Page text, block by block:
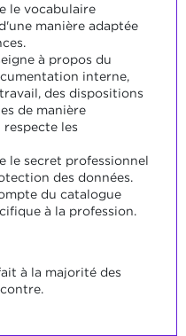
le vocabulaire
manière adaptée
à propos du
interne,
des dispositions
de manière
les
le secret professionnel
des données.
du catalogue
à la profession.
à la majorité des